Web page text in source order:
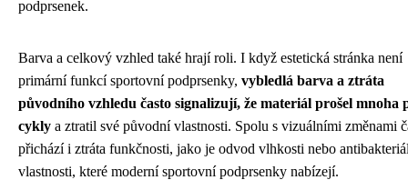
podprsenek.
Barva a celkový vzhled také hrají roli. I když estetická stránka není
primární funkcí sportovní podprsenky, vybledlá barva a ztráta
původního vzhledu často signalizují, že materiál prošel mnoha
cykly a ztratil své původní vlastnosti. Spolu s vizuálními změnami
přichází i ztráta funkčnosti, jako je odvod vlhkosti nebo
vlastnosti, které moderní sportovní podprsenky nabízejí.